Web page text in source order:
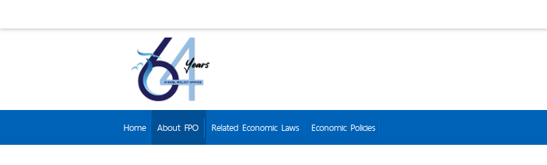
Home About FPO Related Economic Laws Economic Policies